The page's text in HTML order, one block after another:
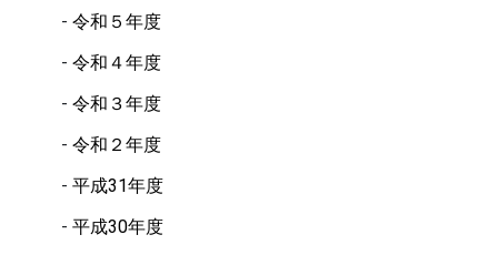
令和５年度
令和４年度
令和３年度
令和２年度
平成31年度
平成30年度